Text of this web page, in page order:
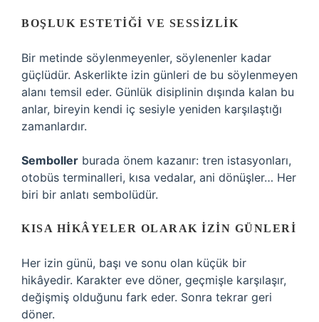
BOŞLUK ESTETIĞI VE SESSIZLIK
Bir metinde söylenmeyenler, söylenenler kadar
güçlüdür. Askerlikte izin günleri de bu söylenmeyen
alanı temsil eder. Günlük disiplinin dışında kalan bu
anlar, bireyin kendi iç sesiyle yeniden karşılaştığı
zamanlardır.
Semboller burada önem kazanır: tren istasyonları,
otobüs terminalleri, kısa vedalar, ani dönüşler… Her
biri bir anlatı sembolüdür.
KISA HIKÂYELER OLARAK İZIN GÜNLERI
Her izin günü, başı ve sonu olan küçük bir
hikâyedir. Karakter eve döner, geçmişle karşılaşır,
değişmiş olduğunu fark eder. Sonra tekrar geri
döner.